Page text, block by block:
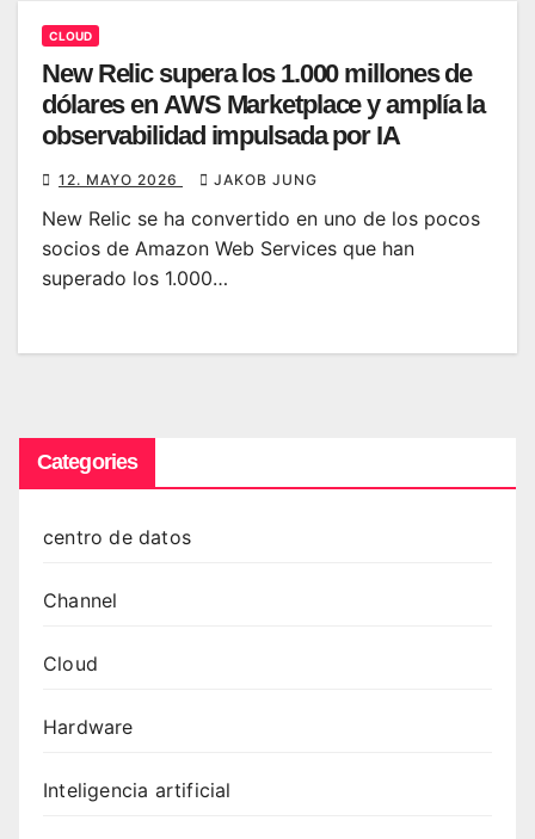
CLOUD
New Relic supera los 1.000 millones de
dólares en AWS Marketplace y amplía la
observabilidad impulsada por IA
12. MAYO 2026 JAKOB JUNG
New Relic se ha convertido en uno de los pocos
socios de Amazon Web Services que han
superado los 1.000…
Categories
centro de datos
Channel
Cloud
Hardware
Inteligencia artificial